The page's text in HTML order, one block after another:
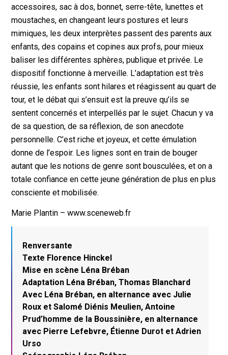
accessoires, sac à dos, bonnet, serre-tête, lunettes et
moustaches, en changeant leurs postures et leurs
mimiques, les deux interprètes passent des parents aux
enfants, des copains et copines aux profs, pour mieux
baliser les différentes sphères, publique et privée. Le
dispositif fonctionne à merveille. L’adaptation est très
réussie, les enfants sont hilares et réagissent au quart de
tour, et le débat qui s’ensuit est la preuve qu’ils se
sentent concernés et interpellés par le sujet. Chacun y va
de sa question, de sa réflexion, de son anecdote
personnelle. C’est riche et joyeux, et cette émulation
donne de l’espoir. Les lignes sont en train de bouger
autant que les notions de genre sont bousculées, et on a
totale confiance en cette jeune génération de plus en plus
consciente et mobilisée.
Marie Plantin – www.sceneweb.fr
Renversante
Texte Florence Hinckel
Mise en scène Léna Bréban
Adaptation Léna Bréban, Thomas Blanchard
Avec Léna Bréban, en alternance avec Julie
Roux et Salomé Diénis Meulien, Antoine
Prud’homme de la Boussinière, en alternance
avec Pierre Lefebvre, Étienne Durot et Adrien
Urso